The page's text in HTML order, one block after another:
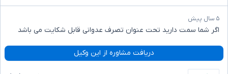
۵ سال پیش
اگر شما سمت دارید تحت عنوان تصرف عدوانی قابل شکایت می باشد
دریافت مشاوره از این وکیل